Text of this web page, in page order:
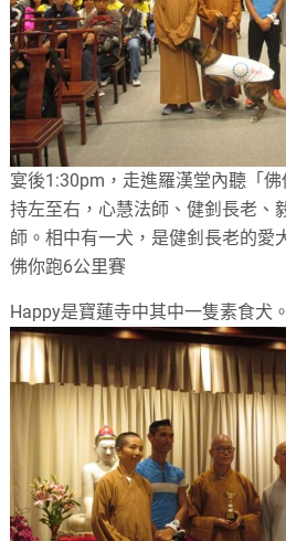
宴後1:30pm，走進羅漢堂內聽「
持左至右，心慧法師、健釗長老、
師。相中有一犬，是健釗長老的愛
佛你跑6公里賽
Happy是寶蓮寺中其中一隻素食犬。